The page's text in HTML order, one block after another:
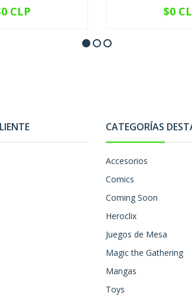
CLP NO$0
CATEGORÍAS
Accesorios
Comics
Coming Soon
Heroclix
Juegos de Mesa
Magic the Gathering
Mangas
Toys